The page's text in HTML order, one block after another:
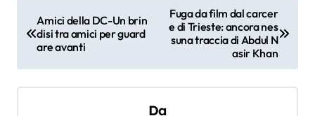
a
Amici della DC-Un brin
disi tra amici per guard
are avanti
Fuga da film dal carcer
e di Trieste: ancora nes
suna traccia di Abdul N
asir Khan
Da